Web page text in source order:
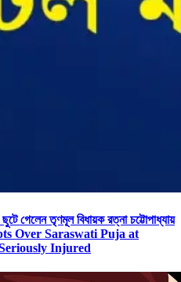
তৃণমূল বিধায়ক রত্না চট্টোপাধ্যায়
Over Saraswati Puja at
Injured